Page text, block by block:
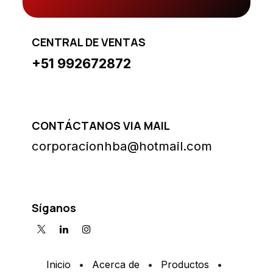
CENTRAL DE VENTAS
+51 992672872
CONTÁCTANOS VIA MAIL
corporacionhba@hotmail.com
Síganos
Inicio • Acerca de • Productos •